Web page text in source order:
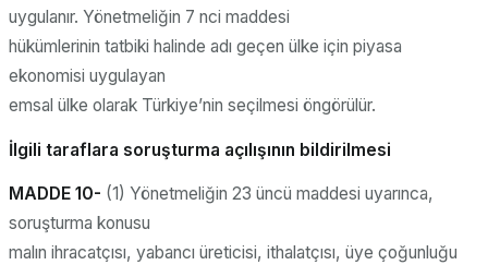
uygulanır. Yönetmeliğin 7 nci maddesi
hükümlerinin tatbiki halinde adı geçen ülke için piyasa
ekonomisi uygulayan
emsal ülke olarak Türkiye’nin seçilmesi öngörülür.
İlgili taraflara soruşturma açılışının bildirilmesi
MADDE 10- (1) Yönetmeliğin 23 üncü maddesi uyarınca,
soruşturma konusu
malın ihracatçısı, yabancı üreticisi, ithalatçısı, üye çoğunluğu